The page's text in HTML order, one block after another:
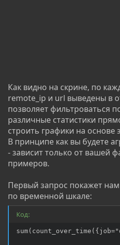
Как видно на скрине, по
remote_ip и url выведены в
позволяет фильтроваться
различные статистики
строить графики на основе
В принципе как вы будете
- зависит только от вашей
примеров.
Первый запрос покажет
по временной шкале:
Код: